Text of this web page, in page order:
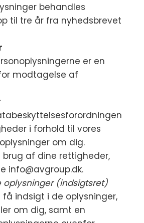
behandles
til tre år fra nyhedsbrevet
er en
modtagelse af
i forhold til vores
om dig.
brug af dine rettigheder,
info@avgroup.dk.
oplysninger (indsigtsret)
indsigt i de oplysninger,
om dig, samt en